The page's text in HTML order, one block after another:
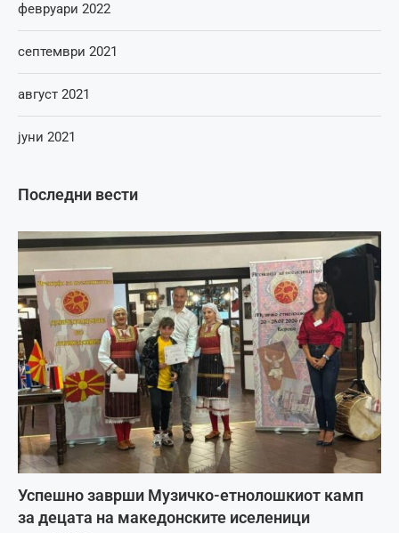
Последни вести
Успешно заврши Музичко-етнолошкиот камп
за децата на македонските иселеници
февруари 2022
септември 2021
август 2021
јуни 2021